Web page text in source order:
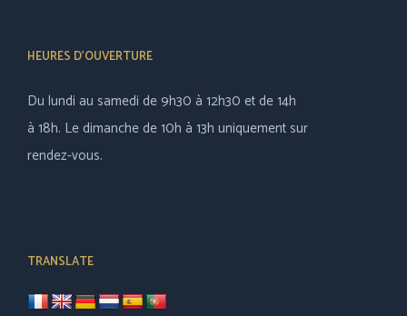
HEURES D’OUVERTURE
Du lundi au samedi de 9h30 à 12h30 et de 14h
à 18h. Le dimanche de 10h à 13h uniquement sur
rendez-vous.
TRANSLATE